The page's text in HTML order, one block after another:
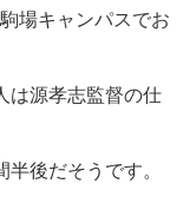
場キャンパスでお
は源孝志監督の仕
後だそうです。